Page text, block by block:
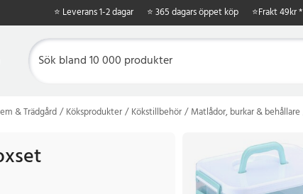
⭐ Leverans 1-2 dagar ⭐ 365 dagars öppet köp ⭐Frakt 49kr *
& Trädgård Köksprodukter Kökstillbehör Matlådor, burkar & behållare